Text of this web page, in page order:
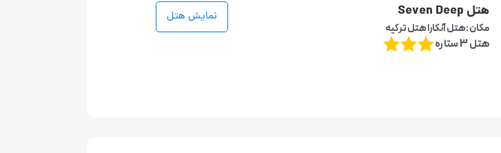
هتل Seven Deep
مکان :هتل آنکارا هتل ترکیه
هتل 3 ستاره
نمایش هتل